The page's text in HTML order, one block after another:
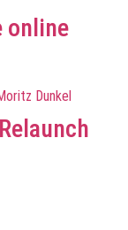
online